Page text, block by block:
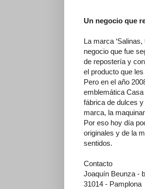
Un negocio que
La marca
negocio que fue
de repostería y
el producto que
Pero en el año
emblemática Casa
fábrica de dulces
marca, la
Por eso hoy día
originales y de la
sentidos.
Contacto
Joaquín Beunza -
31014 - Pamplona